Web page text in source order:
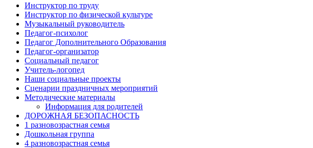
Инструктор по труду
Инструктор по физической культуре
Музыкальный руководитель
Педагог-психолог
Педагог Дополнительного Образования
Педагог-организатор
Социальный педагог
Учитель-логопед
Наши социальные проекты
Сценарии праздничных мероприятий
Методические материалы
Информация для родителей
ДОРОЖНАЯ БЕЗОПАСНОСТЬ
1 разновозрастная семья
Дошкольная группа
4 разновозрастная семья